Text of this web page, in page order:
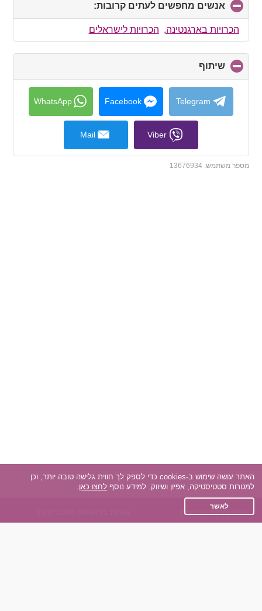
אנשים מחפשים לעתים קרובות:
to
collapse
contents
הכרויות בארגנטינה, הכרויות לישראלים
שיתוף
to
collapse
contents
Telegram
Facebook
WhatsApp
Viber
Mail
מספר משתמש:13676934
אפליקציית הכרויות
האתר עושה שימוש ב-cookies כדי לספק לך חווית גלישה טובה יותר, וכן
למטרות סטטיסטיקה, אפיון ושיווק. למידע נוסף לחצו כאן.
לאשר